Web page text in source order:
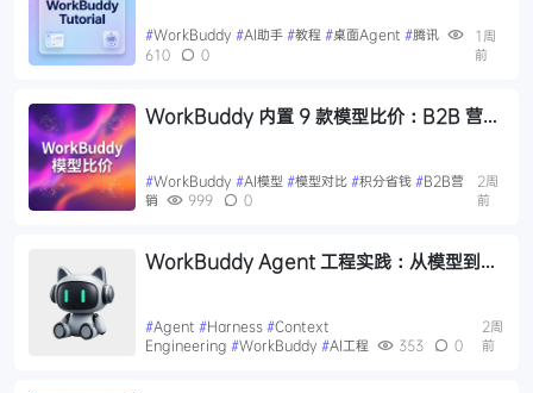
#WorkBuddy #AI助手 #教程 #桌面Agent #腾讯
610
0
1周
前
WorkBuddy 内置 9 款模型比价：B2B 营销
#WorkBuddy #AI模型 #模型对比 #积分省钱 #B2B营
销
999 0
2周
前
WorkBuddy Agent 工程实践：从模型到
#Agent #Harness #Context
Engineering #WorkBuddy #AI工程 353 0
2周
前